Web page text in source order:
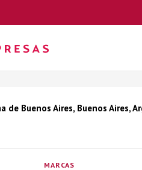
de Buenos Aires, Buenos Aires,
MARCAS